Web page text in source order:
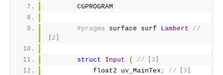
        CGPROGRAM
#pragma surface surf Lambert
//
【2】
struct Input {
//【3】
            float2 uv_MainTex
;
//【3】